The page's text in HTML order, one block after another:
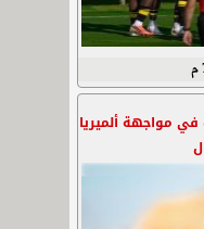
في مواجهة ألميريا